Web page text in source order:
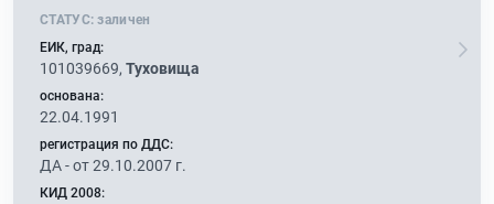
СТАТУС: заличен
ЕИК, град:
101039669, Туховища
основана:
22.04.1991
регистрация по ДДС:
ДА - от 29.10.2007 г.
КИД 2008: